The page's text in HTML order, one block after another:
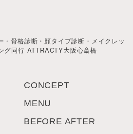
・骨格診断・顔タイプ診断・メイクレッ
グ同行 ATTRACTY大阪心斎橋
CONCEPT
MENU
BEFORE AFTER